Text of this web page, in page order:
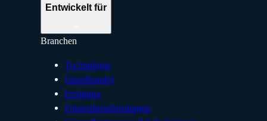
Entwickelt für
Branchen
Technologie
Einzelhandel
Fertigung
Finanzdienstleistungen